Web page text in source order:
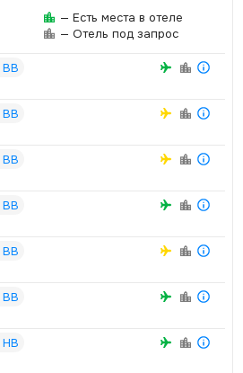
— Есть места в отеле
— Отель под запрос
BB
BB
BB
BB
BB
BB
HB